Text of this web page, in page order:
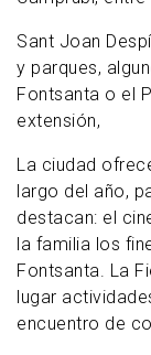
Sant Joan
y parques,
Fontsanta o el
extensión,
La ciudad
largo del año,
destacan: el
la familia los
Fontsanta. La
lugar
encuentro de